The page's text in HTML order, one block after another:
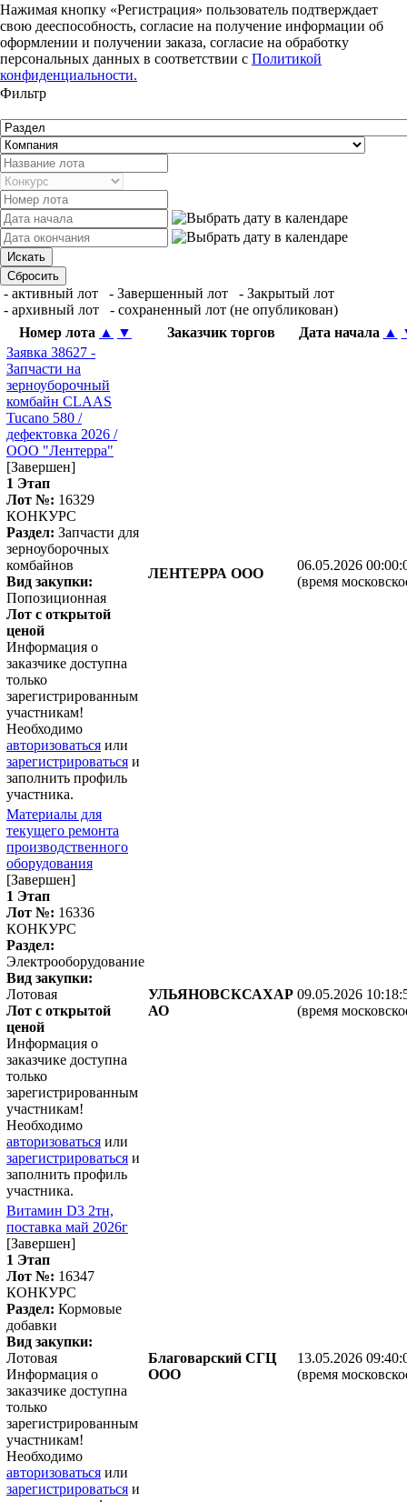
Нажимая кнопку «Регистрация» пользователь подтверждает
свою дееспособность, согласие на получение информации об
оформлении и получении заказа, согласие на обработку
персональных данных в соответствии с Политикой
конфиденциальности.
Фильтр
- активный лот - Завершенный лот
- Закрытый лот
- архивный лот
- сохраненный лот (не опубликован)
Номер лота ▲ ▼ Заказчик торгов Дата начала ▲
Заявка 38627 -
Запчасти на
зерноуборочный
комбайн CLAAS
Tucano 580 /
дефектовка 2026 /
ООО "Лентерра"
[Завершен]
1 Этап
Лот №: 16329
КОНКУРС
Раздел: Запчасти для
зерноуборочных
комбайнов
Вид закупки:
Попозиционная
Лот с открытой
ценой
Информация о
заказчике доступна
только
зарегистрированным
участникам!
Необходимо
авторизоваться или
зарегистрироваться и
заполнить профиль
участника.
ЛЕНТЕРРА ООО
06.05.2026
(время
Материалы для
текущего ремонта
производственного
оборудования
[Завершен]
1 Этап
Лот №: 16336
КОНКУРС
Раздел:
Электрооборудование
Вид закупки:
Лотовая
Лот с открытой
ценой
Информация о
заказчике доступна
только
зарегистрированным
участникам!
Необходимо
авторизоваться или
зарегистрироваться и
заполнить профиль
участника.
УЛЬЯНОВСКСАХАР
АО
09.05.2026
(время
Витамин D3 2тн,
поставка май 2026г
[Завершен]
1 Этап
Лот №: 16347
КОНКУРС
Раздел: Кормовые
добавки
Вид закупки:
Лотовая
Информация о
заказчике доступна
только
зарегистрированным
участникам!
Необходимо
авторизоваться или
зарегистрироваться и
Благоварский СГЦ
ООО
13.05.2026
(время